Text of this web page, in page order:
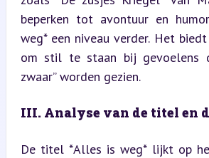
beperken tot avontuur en
weg* een niveau verder. Het
om stil te staan bij gevoelens
zwaar” worden gezien.
III. Analyse van de titel en
De titel *Alles is weg* lijkt op